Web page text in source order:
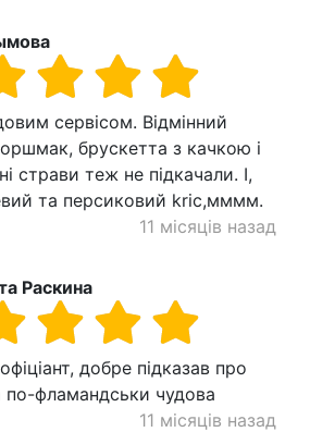
сервісом. Відмінний
брускетта з качкою і
страви теж не підкачали. І,
та персиковий kric,мммм.
11 місяців назад
Раскина
добре підказав про
по-фламандськи чудова
11 місяців назад